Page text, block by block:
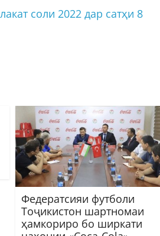
соли 2022 дар сатҳи 8
Федератсияи футболи
Тоҷикистон шартномаи
ҳамкориро бо ширкати